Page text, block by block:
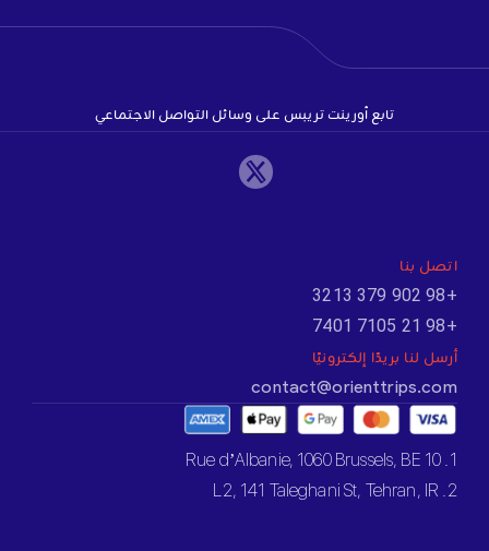
تابع أورينت تريبس على وسائل التواصل الاجتماعي
اتصل بنا
+98 902 379 3213
+98 21 7105 7401
أرسل لنا بريدًا إلكترونيًا
contact@orienttrips.com
1. 10 Rue d’Albanie, 1060 Brussels, BE
2. L2, 141 Taleghani St, Tehran, IR